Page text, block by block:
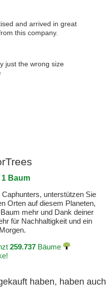
and arrived in great
this company.
just the wrong size
1 Baum
unterstützen Sie
Orten auf diesem Planeten,
mehr und Dank deiner
für Nachhaltigkeit und ein
259.737Bäume
haben, haben auch